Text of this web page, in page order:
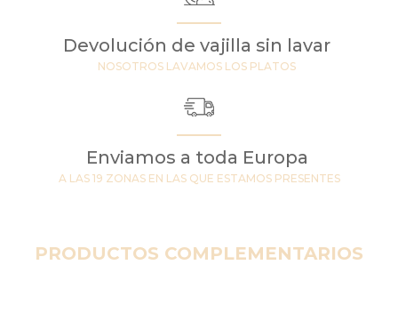
Devolución de vajilla sin lavar
NOSOTROS LAVAMOS LOS PLATOS
Enviamos a toda Europa
A LAS 19 ZONAS EN LAS QUE ESTAMOS PRESENTES
PRODUCTOS COMPLEMENTARIOS